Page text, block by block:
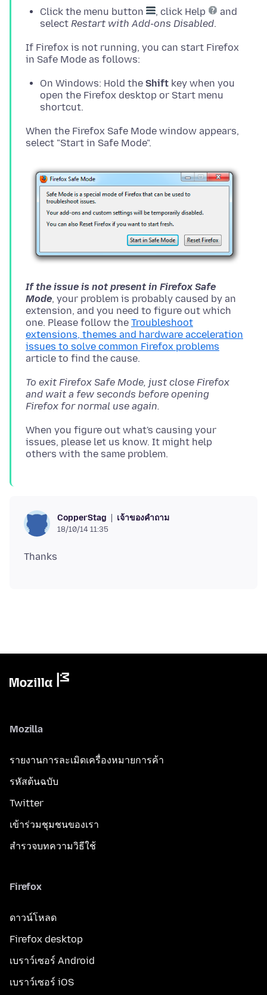
Click the menu button , click Help
and
select Restart with Add-ons Disabled.
If Firefox is not running, you can start Firefox
On Windows: Hold the Shift key when you
open the Firefox desktop or Start menu
shortcut.
When the Firefox Safe Mode window appears,
select "Start in Safe Mode".
If the issue is not present in Firefox Safe
Mode, your problem is probably caused by an
extension, and you need to figure out which
one. Please follow the Troubleshoot
extensions, themes and hardware acceleration
issues to solve common Firefox problems
To exit Firefox Safe Mode, just close Firefox
and wait a few seconds before opening
Firefox for normal use again.
When you figure out what's causing your
issues, please let us know. It might help
CopperStag เจ้าของคำถาม
18/10/14 11:35
Mozilla
รายงานการละเมิดเครื่องหมายการค้า
รหัสต้นฉบับ
Twitter
เข้าร่วมชุมชนของเรา
สำรวจบทความวิธีใช้
Firefox
ดาวน์โหลด
Firefox desktop
เบราว์เซอร์ Android
เบราว์เซอร์ iOS